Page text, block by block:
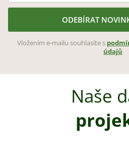
ODEBÍRAT
Vložením e-mailu souhlasíte s
údajů
Naše